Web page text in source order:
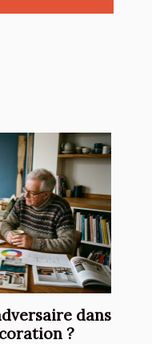
dans
?